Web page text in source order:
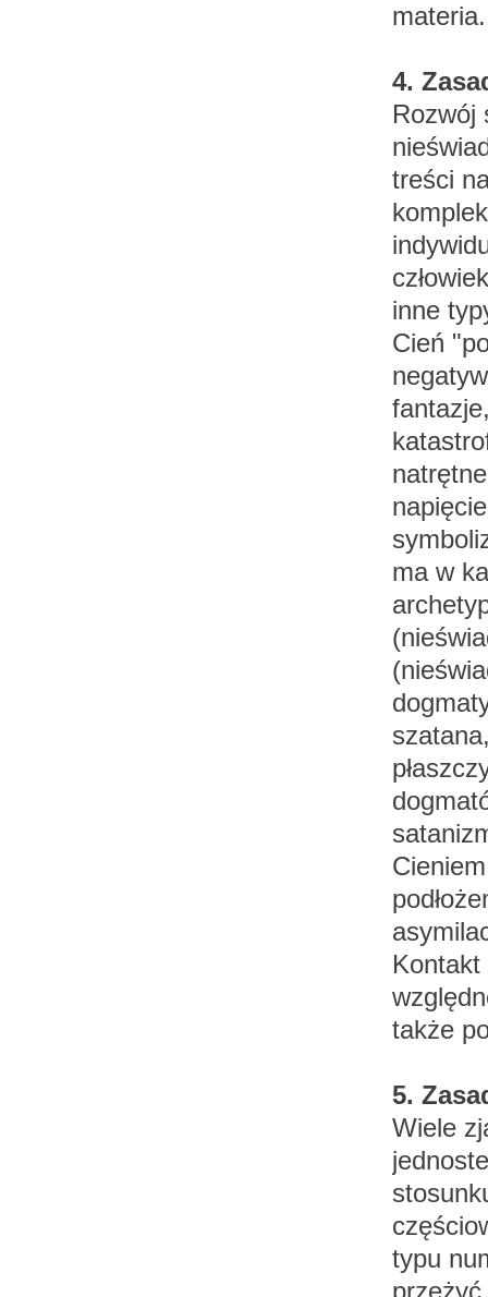
materia.
4.
Rozwój
treści
inne
Cień
ma w
Kontakt
także
5.
Wiele
typu
przeżyć